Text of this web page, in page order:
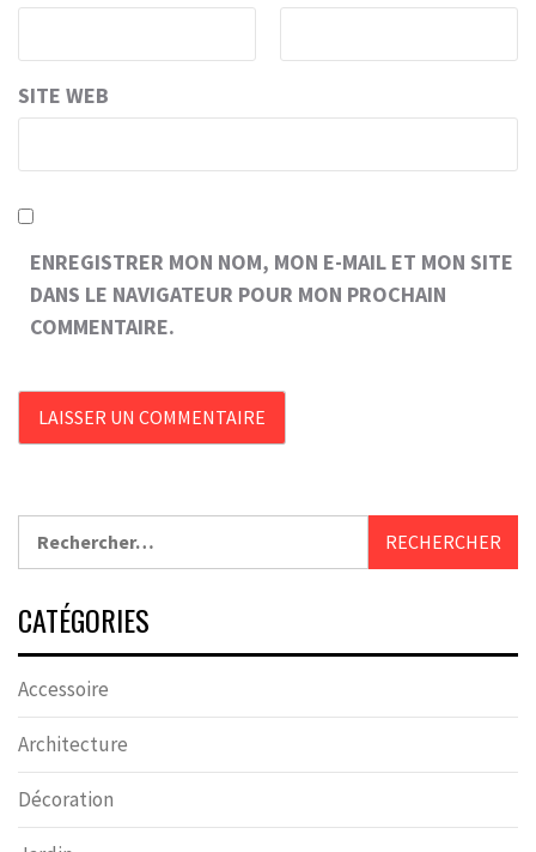
SITE WEB
ENREGISTRER MON NOM, MON E-MAIL ET MON SITE
DANS LE NAVIGATEUR POUR MON PROCHAIN
COMMENTAIRE.
CATÉGORIES
Accessoire
Architecture
Décoration